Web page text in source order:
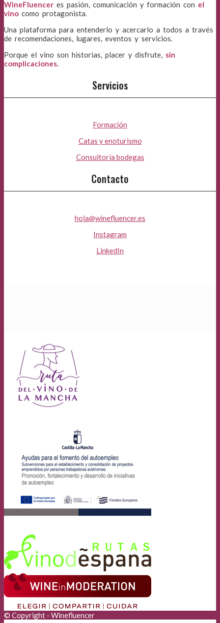
WineFluencer es pasión, comunicación y formación con el
vino como protagonista.
Una plataforma para entenderlo y acercarlo a todos a través
de recomendaciones, lugares, eventos y servicios.
Porque el vino son historias, placer y disfrute, sin
complicaciones.
Servicios
Formación
Catas y enoturismo
Consultoría bodegas
Contacto
hola@winefluencer.es
Instagram
LinkedIn
© Copyright - Winefluencer